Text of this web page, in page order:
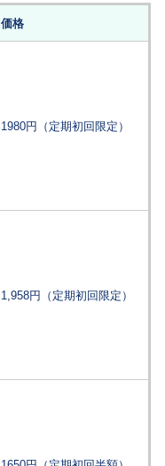
価格
1980円（定期初回限定）
1,958円（定期初回限定）